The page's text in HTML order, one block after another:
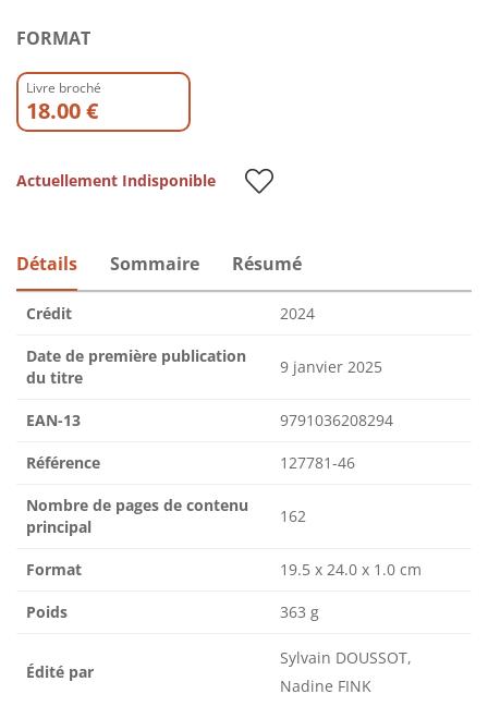
FORMAT
Livre broché
18.00 €
Actuellement Indisponible
Détails Sommaire Résumé
Crédit 2024
Date de première publication
du titre
9 janvier 2025
EAN-13 9791036208294
Référence 127781-46
Nombre de pages de contenu
principal
162
Format 19.5 x 24.0 x 1.0 cm
Poids 363 g
Édité par
Sylvain DOUSSOT,
Nadine FINK